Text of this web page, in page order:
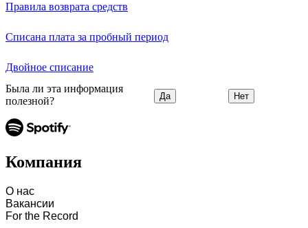
Правила возврата средств
Списана плата за пробный период
Двойное списание
Была ли эта информация
полезной?
Да Нет
Компания
О нас
Вакансии
For the Record